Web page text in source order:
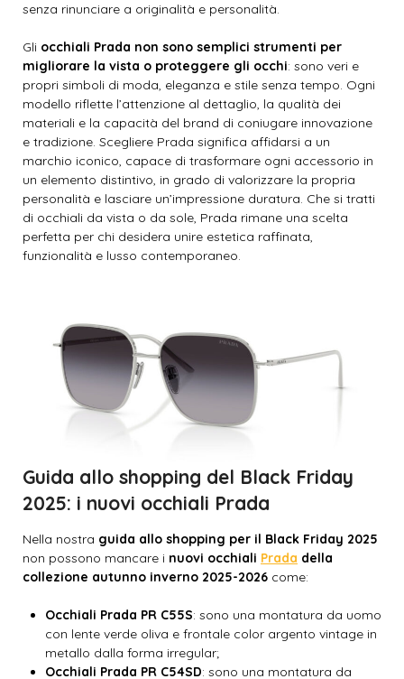
senza rinunciare a originalità e personalità.
Gli occhiali Prada non sono semplici strumenti per
migliorare la vista o proteggere gli occhi: sono veri e
propri simboli di moda, eleganza e stile senza tempo. Ogni
modello riflette l’attenzione al dettaglio, la qualità dei
materiali e la capacità del brand di coniugare innovazione
e tradizione. Scegliere Prada significa affidarsi a un
marchio iconico, capace di trasformare ogni accessorio in
un elemento distintivo, in grado di valorizzare la propria
personalità e lasciare un’impressione duratura. Che si tratti
di occhiali da vista o da sole, Prada rimane una scelta
perfetta per chi desidera unire estetica raffinata,
funzionalità e lusso contemporaneo.
Guida allo shopping del Black Friday
2025: i nuovi occhiali Prada
Nella nostra guida allo shopping per il Black Friday 2025
non possono mancare i nuovi occhiali Prada della
collezione autunno inverno 2025-2026 come:
Occhiali Prada PR C55S: sono una montatura da uomo
con lente verde oliva e frontale color argento vintage in
metallo dalla forma irregular;
Occhiali Prada PR C54SD: sono una montatura da